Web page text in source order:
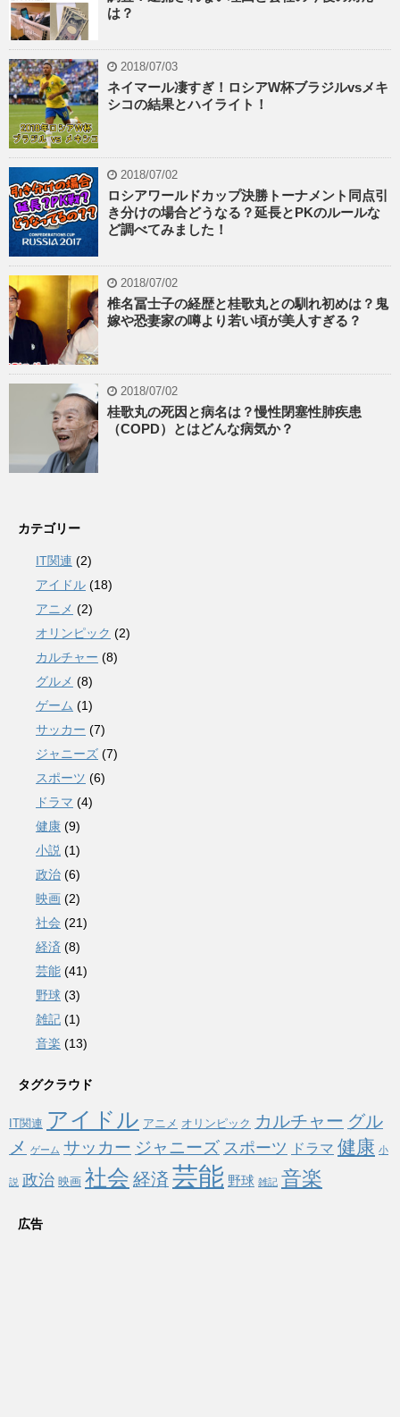
は？
2018/07/03
ネイマール凄すぎ！ロシアW杯ブラジルvsメキ
シコの結果とハイライト！
2018/07/02
ロシアワールドカップ決勝トーナメント同点引
き分けの場合どうなる？延長とPKのルールな
ど調べてみました！
2018/07/02
椎名冨士子の経歴と桂歌丸との馴れ初めは？鬼
嫁や恐妻家の噂より若い頃が美人すぎる？
2018/07/02
桂歌丸の死因と病名は？慢性閉塞性肺疾患
（COPD）とはどんな病気か？
カテゴリー
IT関連 (2)
アイドル (18)
アニメ (2)
オリンピック (2)
カルチャー (8)
グルメ (8)
ゲーム (1)
サッカー (7)
ジャニーズ (7)
スポーツ (6)
ドラマ (4)
健康 (9)
小説 (1)
政治 (6)
映画 (2)
社会 (21)
経済 (8)
芸能 (41)
野球 (3)
雑記 (1)
音楽 (13)
タグクラウド
IT関連 アイドル アニメ オリンピック カルチャー グル
メ
ゲーム サッカー ジャニーズ スポーツ ドラマ 健康 小
説 政治 映画 社会 経済 芸能 野球 雑記 音楽
広告